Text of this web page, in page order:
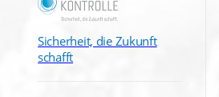
Sicherheit, die Zukunft
schafft